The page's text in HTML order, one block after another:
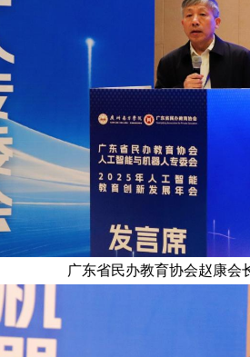
广东省民办教育协会赵康会